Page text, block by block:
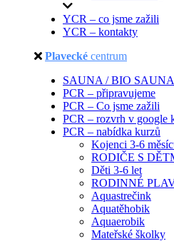
YCR – co jsme zažili
YCR – kontakty
Plavecké centrum
SAUNA / BIO SAUNA
PCR – připravujeme
PCR – Co jsme zažili
PCR – rozvrh v google
PCR – nabídka kurzů
Kojenci 3-6
RODIČE S
Děti 3-6 let
RODINNÉ
Aquastrečink
Aquatěhobik
Aquaerobik
Mateřské školky